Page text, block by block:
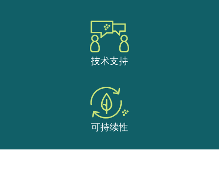
技术支持
可持续性